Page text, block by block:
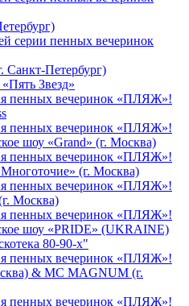
серии пенных вечеринок
Санкт-Петербург)
Звезд»
пенных вечеринок «ПЛЯЖ»!
пенных вечеринок «ПЛЯЖ»!
шоу «Grand» (г. Москва)
пенных вечеринок «ПЛЯЖ»!
(г. Москва)
пенных вечеринок «ПЛЯЖ»!
Москва)
пенных вечеринок «ПЛЯЖ»!
шоу «PRIDE» (UKRAINE)
80-90-х"
пенных вечеринок «ПЛЯЖ»!
& MC MAGNUM (г.
пенных вечеринок «ПЛЯЖ»!